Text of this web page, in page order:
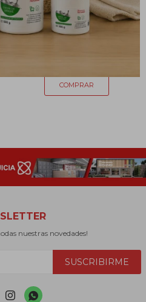
Termómetro Digital de
nuestras novedades!
SUSCRIBIRME
 